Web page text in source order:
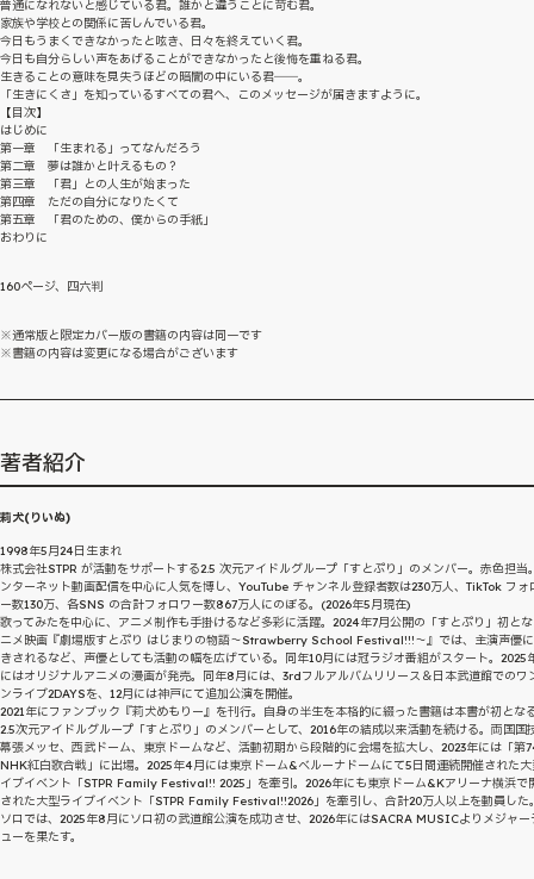
普通になれないと感じている君。誰かと違うことに苛む君。
家族や学校との関係に苦しんでいる君。
今日もうまくできなかったと呟き、日々を終えていく君。
今日も自分らしい声をあげることができなかったと後悔を重ねる君。
生きることの意味を見失うほどの暗闇の中にいる君――。
「生きにくさ」を知っているすべての君へ、このメッセージが届きますように。
【目次】
はじめに
第一章 「生まれる」ってなんだろう
第二章 夢は誰かと叶えるもの？
第三章 「君」との人生が始まった
第四章 ただの自分になりたくて
第五章 「君のための、僕からの手紙」
おわりに
160ページ、四六判
※通常版と限定カバー版の書籍の内容は同一です
※書籍の内容は変更になる場合がございます
著者紹介
莉犬(りいぬ)
1998年5月24日生まれ
株式会社STPR が活動をサポートする2.5 次元アイドルグループ「すとぷり」のメンバー。赤色担当
ンターネット動画配信を中心に人気を博し、YouTube チャンネル登録者数は230万人、TikTok フォ
ー数130万、各SNS の合計フォロワー数867万人にのぼる。(2026年5月現在)
歌ってみたを中心に、アニメ制作も手掛けるなど多彩に活躍。2024年7月公開の「すとぷり」初と
ニメ映画『劇場版すとぷり はじまりの物語～Strawberry School Festival!!!～』では、主演声優
きされるなど、声優としても活動の幅を広げている。同年10月には冠ラジオ番組がスタート。2025
にはオリジナルアニメの漫画が発売。同年8月には、3rdフルアルバムリリース＆日本武道館でのワ
ンライブ2DAYSを、12月には神戸にて追加公演を開催。
2021年にファンブック『莉犬めもりー』を刊行。自身の半生を本格的に綴った書籍は本書が初とな
2.5次元アイドルグループ「すとぷり」のメンバーとして、2016年の結成以来活動を続ける。両国国
幕張メッセ、西武ドーム、東京ドームなど、活動初期から段階的に会場を拡大し、2023年には「第
NHK紅白歌合戦」に出場。2025年4月には東京ドーム&ベルーナドームにて5日間連続開催された大
イブイベント「STPR Family Festival!! 2025」を牽引。2026年にも東京ドーム&Kアリーナ横浜で
された大型ライブイベント「STPR Family Festival!!2026」を牽引し、合計20万人以上を動員した
ソロでは、2025年8月にソロ初の武道館公演を成功させ、2026年にはSACRA MUSICよりメジャー
ューを果たす。